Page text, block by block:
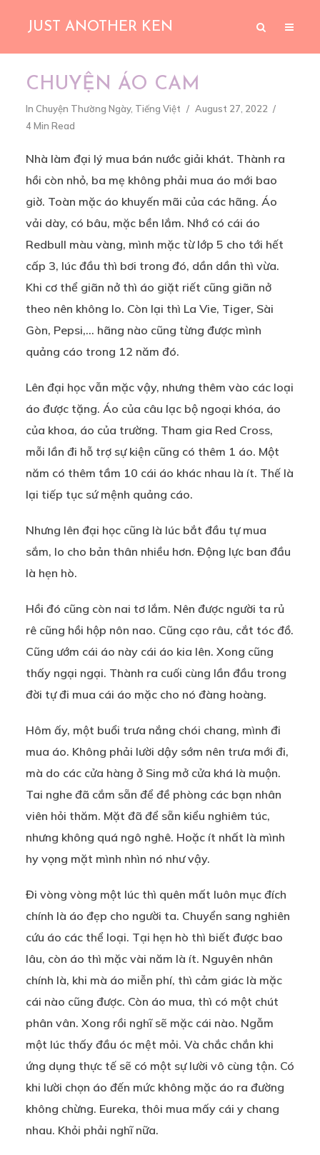
JUST ANOTHER KEN
CHUYỆN ÁO CAM
In Chuyện Thường Ngày, Tiếng Việt
August 27, 2022
4 Min Read
Nhà làm đại lý mua bán nước giải khát. Thành ra
hồi còn nhỏ, ba mẹ không phải mua áo mới bao
giờ. Toàn mặc áo khuyến mãi của các hãng. Áo
vải dày, có bâu, mặc bền lắm. Nhớ có cái áo
Redbull màu vàng, mình mặc từ lớp 5 cho tới hết
cấp 3, lúc đầu thì bơi trong đó, dần dần thì vừa.
Khi cơ thể giãn nở thì áo giặt riết cũng giãn nở
theo nên không lo. Còn lại thì La Vie, Tiger, Sài
Gòn, Pepsi,… hãng nào cũng từng được mình
quảng cáo trong 12 năm đó.
Lên đại học vẫn mặc vậy, nhưng thêm vào các loại
áo được tặng. Áo của câu lạc bộ ngoại khóa, áo
của khoa, áo của trường. Tham gia Red Cross,
mỗi lần đi hỗ trợ sự kiện cũng có thêm 1 áo. Một
năm có thêm tầm 10 cái áo khác nhau là ít. Thế là
lại tiếp tục sứ mệnh quảng cáo.
Nhưng lên đại học cũng là lúc bắt đầu tự mua
sắm, lo cho bản thân nhiều hơn. Động lực ban đầu
là hẹn hò.
Hồi đó cũng còn nai tơ lắm. Nên được người ta rủ
rê cũng hồi hộp nôn nao. Cũng cạo râu, cắt tóc đồ.
Cũng ướm cái áo này cái áo kia lên. Xong cũng
thấy ngại ngại. Thành ra cuối cùng lần đầu trong
đời tự đi mua cái áo mặc cho nó đàng hoàng.
Hôm ấy, một buổi trưa nắng chói chang, mình đi
mua áo. Không phải lười dậy sớm nên trưa mới đi,
mà do các cửa hàng ở Sing mở cửa khá là muộn.
Tai nghe đã cắm sẵn để đề phòng các bạn nhân
viên hỏi thăm. Mặt đã để sẵn kiểu nghiêm túc,
nhưng không quá ngô nghê. Hoặc ít nhất là mình
hy vọng mặt mình nhìn nó như vậy.
Đi vòng vòng một lúc thì quên mất luôn mục đích
chính là áo đẹp cho người ta. Chuyển sang nghiên
cứu áo các thể loại. Tại hẹn hò thì biết được bao
lâu, còn áo thì mặc vài năm là ít. Nguyên nhân
chính là, khi mà áo miễn phí, thì cảm giác là mặc
cái nào cũng được. Còn áo mua, thì có một chút
phân vân. Xong rồi nghĩ sẽ mặc cái nào. Ngẫm
một lúc thấy đầu óc mệt mỏi. Và chắc chắn khi
ứng dụng thực tế sẽ có một sự lười vô cùng tận. Có
khi lười chọn áo đến mức không mặc áo ra đường
không chừng. Eureka, thôi mua mấy cái y chang
nhau. Khỏi phải nghĩ nữa.